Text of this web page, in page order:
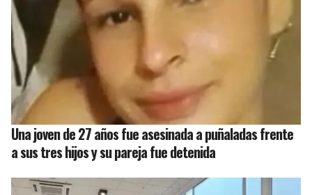
Una joven de 27 años fue asesinada a puñaladas frente
a sus tres hijos y su pareja fue detenida